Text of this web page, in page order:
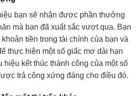
bạn sẽ nhận được phần thưởng
mà bạn đã xuất sắc vượt qua. Bạn
tiền trong tài chính của bạn và
thực hiện một số giấc mơ dài hạn
hiệu kết thúc thành công của một số
trả công xứng đáng cho điều đó.